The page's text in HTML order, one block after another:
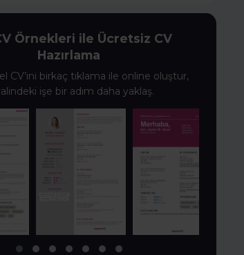
Örnekleri ile Ücretsiz CV
Hazırlama
CV’ini birkaç tıklama ile online oluştur,
işe bir adım daha yaklaş.